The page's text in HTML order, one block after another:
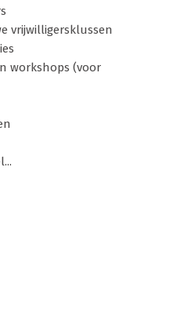
vrijwilligersklussen
workshops (voor